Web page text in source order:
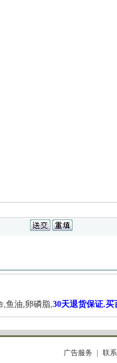
,鱼油,卵磷脂,30天退货保证.买
广告服务 联